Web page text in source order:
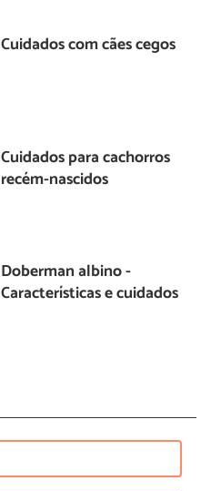
Cuidados com cães cegos
Cuidados para cachorros
recém-nascidos
Doberman albino -
Características e cuidados